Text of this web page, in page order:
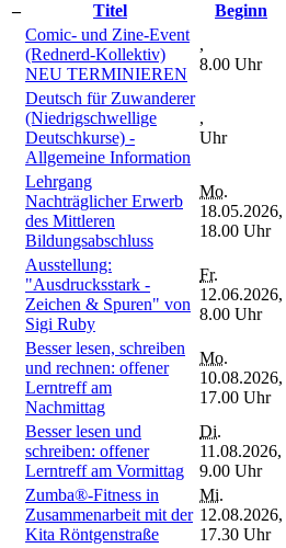
– Titel Beginn
Comic- und Zine-Event
(Rednerd-Kollektiv)
NEU TERMINIEREN
,
8.00 Uhr
Deutsch für Zuwanderer
(Niedrigschwellige
Deutschkurse) -
Allgemeine Information
,
Uhr
Lehrgang
Nachträglicher Erwerb
des Mittleren
Bildungsabschluss
Mo.
18.05.2026,
18.00 Uhr
Ausstellung:
"Ausdrucksstark -
Zeichen & Spuren" von
Sigi Ruby
Fr.
12.06.2026,
8.00 Uhr
Besser lesen, schreiben
und rechnen: offener
Lerntreff am
Nachmittag
Mo.
10.08.2026,
17.00 Uhr
Besser lesen und
schreiben: offener
Lerntreff am Vormittag
Di.
11.08.2026,
9.00 Uhr
Zumba®-Fitness in
Zusammenarbeit mit der
Kita Röntgenstraße
Mi.
12.08.2026,
17.30 Uhr